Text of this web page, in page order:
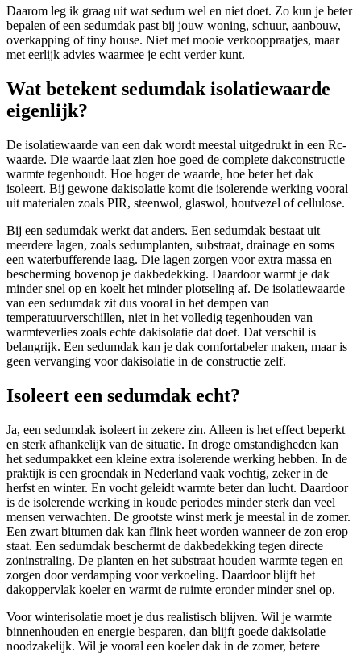
Daarom leg ik graag uit wat sedum wel en niet doet. Zo kun je beter
bepalen of een sedumdak past bij jouw woning, schuur, aanbouw,
overkapping of tiny house. Niet met mooie verkooppraatjes, maar
met eerlijk advies waarmee je echt verder kunt.
Wat betekent sedumdak isolatiewaarde
eigenlijk?
De isolatiewaarde van een dak wordt meestal uitgedrukt in een Rc-
waarde. Die waarde laat zien hoe goed de complete dakconstructie
warmte tegenhoudt. Hoe hoger de waarde, hoe beter het dak
isoleert. Bij gewone dakisolatie komt die isolerende werking vooral
uit materialen zoals PIR, steenwol, glaswol, houtvezel of cellulose.
Bij een sedumdak werkt dat anders. Een sedumdak bestaat uit
meerdere lagen, zoals sedumplanten, substraat, drainage en soms
een waterbufferende laag. Die lagen zorgen voor extra massa en
bescherming bovenop je dakbedekking. Daardoor warmt je dak
minder snel op en koelt het minder plotseling af. De isolatiewaarde
van een sedumdak zit dus vooral in het dempen van
temperatuurverschillen, niet in het volledig tegenhouden van
warmteverlies zoals echte dakisolatie dat doet. Dat verschil is
belangrijk. Een sedumdak kan je dak comfortabeler maken, maar is
geen vervanging voor dakisolatie in de constructie zelf.
Isoleert een sedumdak echt?
Ja, een sedumdak isoleert in zekere zin. Alleen is het effect beperkt
en sterk afhankelijk van de situatie. In droge omstandigheden kan
het sedumpakket een kleine extra isolerende werking hebben. In de
praktijk is een groendak in Nederland vaak vochtig, zeker in de
herfst en winter. En vocht geleidt warmte beter dan lucht. Daardoor
is de isolerende werking in koude periodes minder sterk dan veel
mensen verwachten. De grootste winst merk je meestal in de zomer.
Een zwart bitumen dak kan flink heet worden wanneer de zon erop
staat. Een sedumdak beschermt de dakbedekking tegen directe
zoninstraling. De planten en het substraat houden warmte tegen en
zorgen door verdamping voor verkoeling. Daardoor blijft het
dakoppervlak koeler en warmt de ruimte eronder minder snel op.
Voor winterisolatie moet je dus realistisch blijven. Wil je warmte
binnenhouden en energie besparen, dan blijft goede dakisolatie
noodzakelijk. Wil je vooral een koeler dak in de zomer, betere